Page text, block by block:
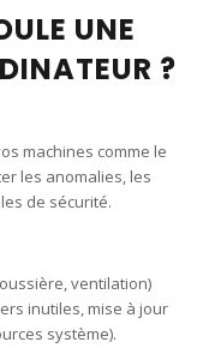
UNE
?
machines comme le
les anomalies, les
de sécurité.
ventilation)
inutiles, mise à jour
système).